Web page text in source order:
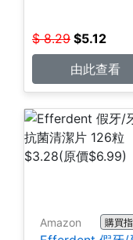
$ 8.29 $5.12
由此查看
Amazon 購買